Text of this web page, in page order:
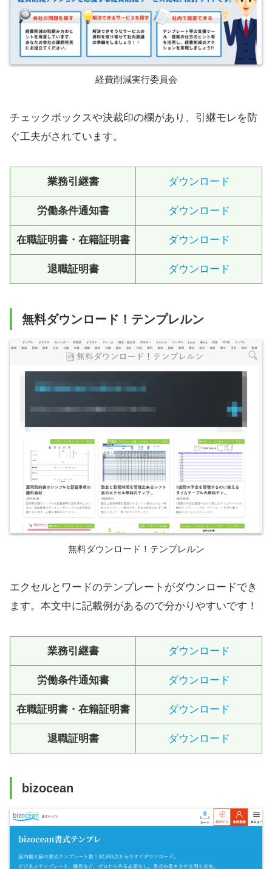
経費削減実行委員会
チェックボックスや決裁印の欄があり、引継モレを防
ぐ工夫がされています。
業務引継書 ダウンロード
労働条件通知書 ダウンロード
在職証明書・在籍証明書 ダウンロード
退職証明書 ダウンロード
無料ダウンロード！テンプレルン
無料ダウンロード！テンプレルン
エクセルとワードのテンプレートがダウンロードでき
ます。本文中に記載例があるので分かりやすいです！
業務引継書 ダウンロード
労働条件通知書 ダウンロード
在職証明書・在籍証明書 ダウンロード
退職証明書 ダウンロード
bizocean